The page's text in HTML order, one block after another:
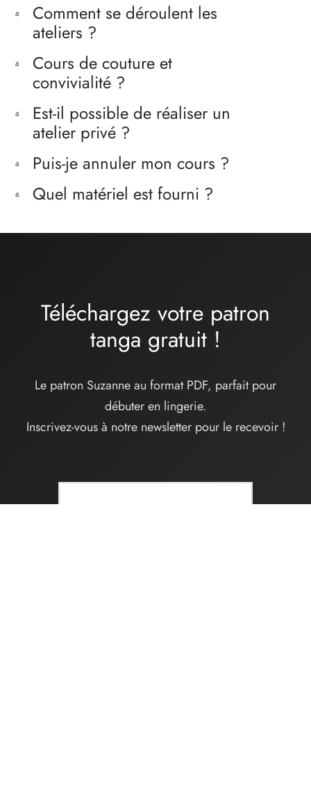
a
Comment se déroulent les
ateliers ?
a
Cours de couture et
convivialité ?
a
Est-il possible de réaliser un
atelier privé ?
a Puis-je annuler mon cours ?
a Quel matériel est fourni ?
Téléchargez votre patron
tanga gratuit !
Le patron Suzanne au format PDF, parfait pour
débuter en lingerie.
Inscrivez-vous à notre newsletter pour le recevoir !